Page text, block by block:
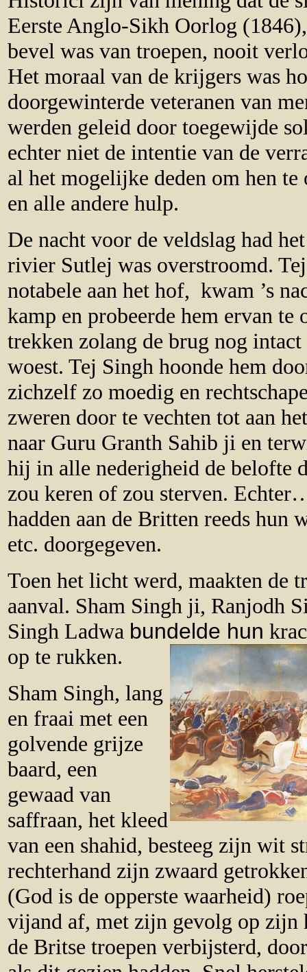
Eerste Anglo-Sikh Oorlog
bevel was van troepen, nooit
Het moraal van de krijgers was
doorgewinterde veteranen van
werden geleid door toegewijde
echter niet de intentie van de
al het mogelijke deden om hen
en alle andere hulp.
De nacht voor de veldslag had
rivier Sutlej was overstroomd.
notabele aan het hof, kwam ’s
kamp en probeerde hem ervan
trekken zolang de brug nog
woest. Tej Singh hoonde hem
zichzelf zo moedig en
zweren door te vechten tot aan
naar Guru Granth Sahib ji en
hij in alle nederigheid de belofte
zou keren of zou sterven.
hadden aan de Britten reeds hun
etc. doorgegeven.
Toen het licht werd, maakten de
aanval. Sham Singh ji, Ranjodh
Singh Ladwa bundelde hun
op te rukken.
Sham Singh, lang
en fraai met een
golvende grijze
baard, een
gewaad van
saffraan, het kleed
van een shahid, besteeg zijn wit
rechterhand zijn zwaard
(God is de opperste waarheid)
vijand af, met zijn gevolg op zijn
de Britse troepen verbijsterd,